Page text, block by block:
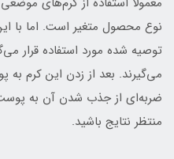
نوع محصول متغیر است. اما با
توصیه شده مورد استفاده قرار
می‌گیرند. بعد از زدن این کرم‌ به
ضربه‌ای از جذب شدن آن به
منتظر نتایج باشید.